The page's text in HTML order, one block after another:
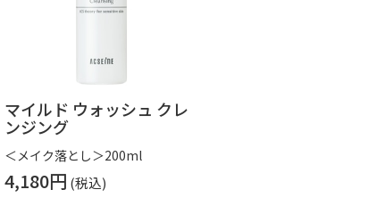
マイルド ウォッシュ クレ
ンジング
＜メイク落とし＞200ml
4,180円